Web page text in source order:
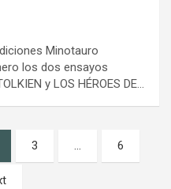
Minotauro
los dos ensayos
y LOS HÉROES DE…
3 … 6